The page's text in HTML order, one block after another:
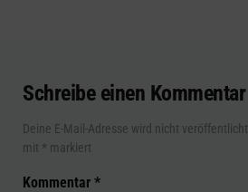
Schreibe einen Kommentar
Deine E-Mail-Adresse wird nicht veröffentlicht.
mit * markiert
Kommentar *